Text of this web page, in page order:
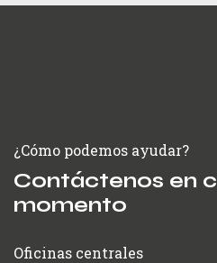
¿Cómo podemos ayudar?
Contáctenos en
momento
Oficinas centrales